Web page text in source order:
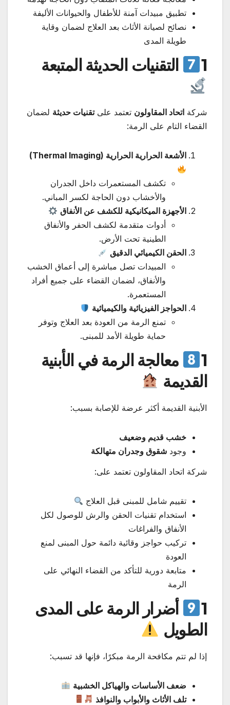
تطبيق مبيدات آمنة للأطفال والحيوانات الأليفة
نصائح لصيانة الأثاث بعد العلاج لضمان وقاية
طويلة المدى
1 التقنيات الحديثة المتبعة
شركة اتحاد المقاولون تعتمد علىتقنيات حديثة لضمان
القضاء التام على الرمة:
الأشعة الحرارية الحرارية (Thermal Imaging)
تكشف المستعمرات داخل الجدران
والأخشاب دون الحاجة لكسر المباني.
الأجهزة الميكانيكية للكشف عن الأنفاق
أدوات متقدمة لكشف الحفر والأنفاق
الطينية تحت الأرض.
الحقن الكيميائي الدقيق
المبيدات تصل مباشرة إلى أعماق الخشب
والأنفاق، لضمان القضاء على جميع أفراد
المستعمرة.
الحواجز الفيزيائية والكيميائية
تمنع الرمة من العودة بعد العلاج وتوفر
حماية طويلة الأمد للمبنى.
1
معالجة الرمة في الأبنية
القديمة
الأبنية القديمة أكثر عرضة للإصابة بسبب:
خشب قديم وضعيف
وجود شقوق وجدران متهالكة
شركة اتحاد المقاولون تعتمد على:
تقييم شامل للمبنى قبل العلاج
استخدام تقنيات الحقن والرش للوصول لكل
الأنفاق والفراغات
تركيب حواجز وقائية دائمة حول المبنى لمنع
العودة
متابعة دورية للتأكد من القضاء النهائي على
الرمة
1
أضرار الرمة على المدى
الطويل
إذا لم تتم مكافحة الرمة مبكرًا، فإنها قد تسبب:
ضعف الأساسات والهياكل الخشبية
تلف الأثاث والأبواب والنوافذ